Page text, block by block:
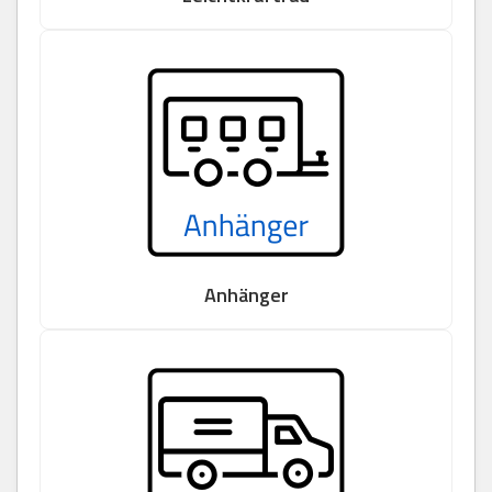
Anhänger